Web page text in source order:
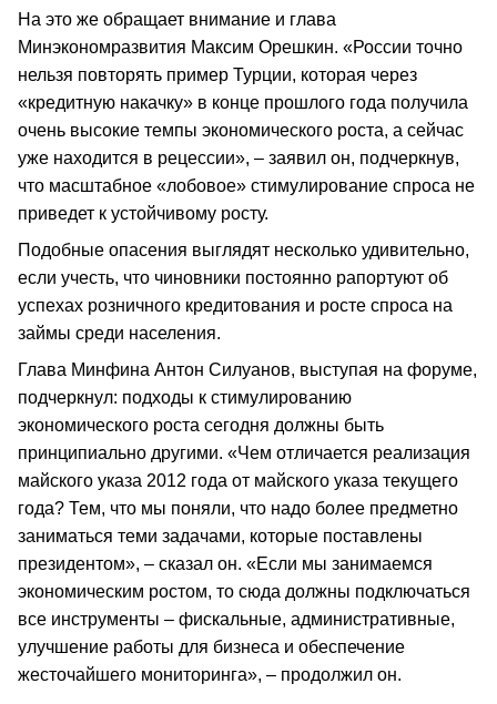
На это же обращает внимание и глава
Минэкономразвития Максим Орешкин. «России точно
нельзя повторять пример Турции, которая через
«кредитную накачку» в конце прошлого года получила
очень высокие темпы экономического роста, а сейчас
уже находится в рецессии», – заявил он, подчеркнув,
что масштабное «лобовое» стимулирование спроса не
приведет к устойчивому росту.
Подобные опасения выглядят несколько удивительно,
если учесть, что чиновники постоянно рапортуют об
успехах розничного кредитования и росте спроса на
займы среди населения.
Глава Минфина Антон Силуанов, выступая на форуме,
подчеркнул: подходы к стимулированию
экономического роста сегодня должны быть
принципиально другими. «Чем отличается реализация
майского указа 2012 года от майского указа текущего
года? Тем, что мы поняли, что надо более предметно
заниматься теми задачами, которые поставлены
президентом», – сказал он. «Если мы занимаемся
экономическим ростом, то сюда должны подключаться
все инструменты – фискальные, административные,
улучшение работы для бизнеса и обеспечение
жесточайшего мониторинга», – продолжил он.